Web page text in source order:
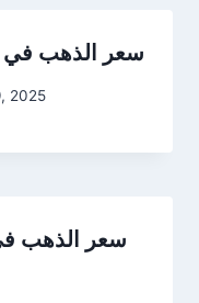
سعر الذهب في تركيا
2025